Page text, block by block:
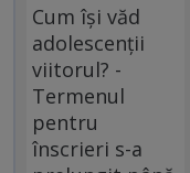
Cum își văd
adolescenții
viitorul? -
Termenul
pentru
înscrieri s-a